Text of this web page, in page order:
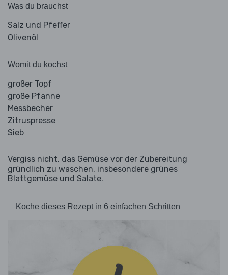
Was du brauchst
Salz und Pfeffer
Olivenöl
Womit du kochst
großer Topf
große Pfanne
Messbecher
Zitruspresse
Sieb
Vergiss nicht, das Gemüse vor der Zubereitung
gründlich zu waschen, insbesondere grünes
Blattgemüse und Salate.
Koche dieses Rezept in 6 einfachen Schritten